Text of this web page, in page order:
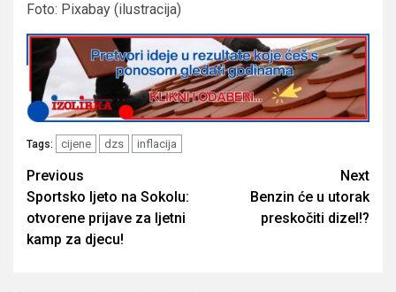
Foto: Pixabay (ilustracija)
Tags: cijene dzs inflacija
Post
navigation
Previous
Sportsko ljeto na Sokolu:
otvorene prijave za ljetni
kamp za djecu!
Next
Benzin će u utorak
preskočiti dizel!?